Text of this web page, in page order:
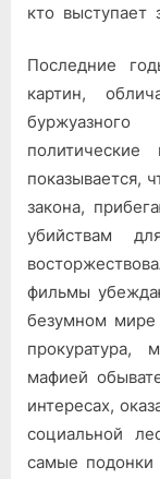
кто выступает
Последние
картин,
показывается,
закона,
убийствам
фильмы
безумном мире
прокуратура,
мафией
инте­ресах,
социальной
самые